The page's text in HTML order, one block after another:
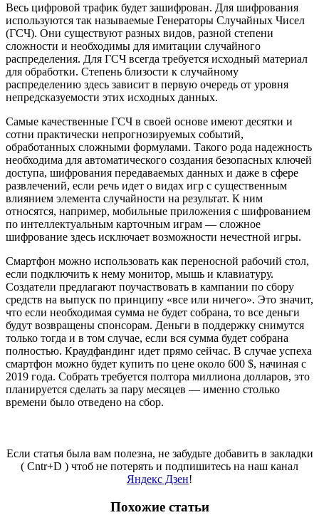
Весь цифровой трафик будет зашифрован. Для шифрования
используются так называемые Генераторы Случайных Чисел
(ГСЧ). Они существуют разных видов, разной степени
сложности и необходимы для имитации случайного
распределения. Для ГСЧ всегда требуется исходный материал
для обработки. Степень близости к случайному
распределению здесь зависит в первую очередь от уровня
непредсказуемости этих исходных данных.
Самые качественные ГСЧ в своей основе имеют десятки и
сотни практически непрогнозируемых событий,
обработанных сложными формулами. Такого рода надежность
необходима для автоматического создания безопасных ключей
доступа, шифрования передаваемых данных и даже в сфере
развлечений, если речь идет о видах игр с существенным
влиянием элемента случайности на результат. К ним
относятся, например, мобильные приложения с шифрованием
по интеллектуальным карточным играм — сложное
шифрование здесь исключает возможности нечестной игры.
Смартфон можно использовать как переносной рабочий стол,
если подключить к нему монитор, мышь и клавиатуру.
Создатели предлагают поучаствовать в кампании по сбору
средств на выпуск по принципу «все или ничего». Это значит,
что если необходимая сумма не будет собрана, то все деньги
будут возвращены спонсорам. Деньги в поддержку снимутся
только тогда и в том случае, если вся сумма будет собрана
полностью. Краудфандинг идет прямо сейчас. В случае успеха
смартфон можно будет купить по цене около 600 $, начиная с
2019 года. Собрать требуется полтора миллиона долларов, это
планируется сделать за пару месяцев — именно столько
времени было отведено на сбор.
Если статья была вам полезна, не забудьте добавить в закладки
( Cntr+D ) чтоб не потерять и подпишитесь на наш канал
Яндекс Дзен!
Похожие статьи